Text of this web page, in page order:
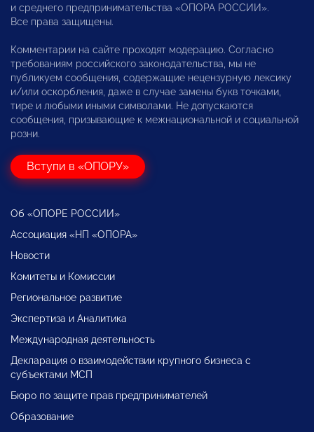
и среднего предпринимательства «ОПОРА РОССИИ».
Все права защищены.
Комментарии на сайте проходят модерацию. Согласно
требованиям российского законодательства, мы не
публикуем сообщения, содержащие нецензурную лексику
и/или оскорбления, даже в случае замены букв точками,
тире и любыми иными символами. Не допускаются
сообщения, призывающие к межнациональной и социальной
розни.
Вступи в «ОПОРУ»
Об «ОПОРЕ РОССИИ»
Ассоциация «НП «ОПОРА»
Новости
Комитеты и Комиссии
Региональное развитие
Экспертиза и Аналитика
Международная деятельность
Декларация о взаимодействии крупного бизнеса с
субъектами МСП
Бюро по защите прав предпринимателей
Образование